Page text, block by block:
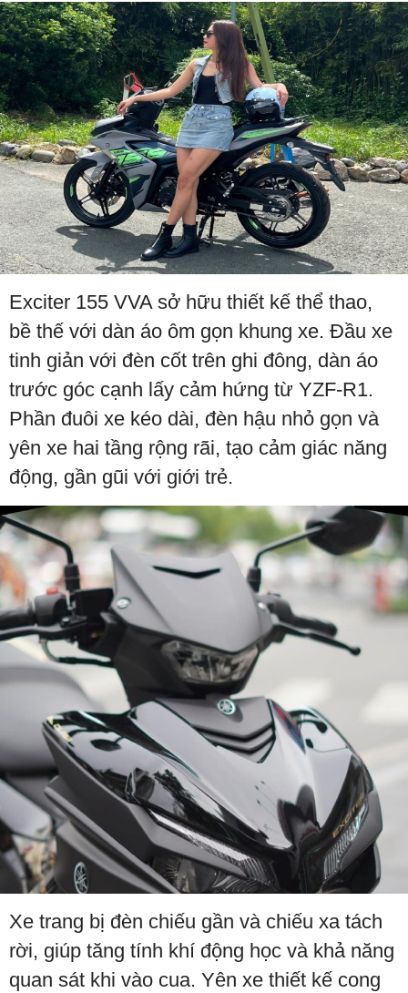
Exciter 155 VVA sở hữu thiết kế thể thao,
bề thế với dàn áo ôm gọn khung xe. Đầu xe
tinh giản với đèn cốt trên ghi đông, dàn áo
trước góc cạnh lấy cảm hứng từ YZF-R1.
Phần đuôi xe kéo dài, đèn hậu nhỏ gọn và
yên xe hai tầng rộng rãi, tạo cảm giác năng
động, gần gũi với giới trẻ.
Xe trang bị đèn chiếu gần và chiếu xa tách
rời, giúp tăng tính khí động học và khả năng
quan sát khi vào cua. Yên xe thiết kế cong